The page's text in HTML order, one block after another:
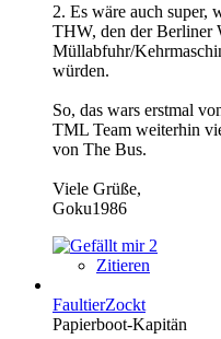
2. Es wäre auch super,
THW, den der Berliner
Müllabfuhr/
würden.
So, das wars erstmal
TML Team weiterhin
von The Bus.
Viele Grüße,
Goku1986
2
Zitieren
FaultierZockt
Papierboot-Kapitän